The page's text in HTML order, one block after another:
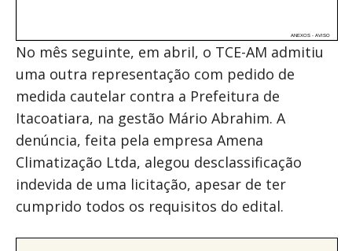
No mês seguinte, em abril, o TCE-AM admitiu
uma outra representação com pedido de
medida cautelar contra a Prefeitura de
Itacoatiara, na gestão Mário Abrahim. A
denúncia, feita pela empresa Amena
Climatização Ltda, alegou desclassificação
indevida de uma licitação, apesar de ter
cumprido todos os requisitos do edital.